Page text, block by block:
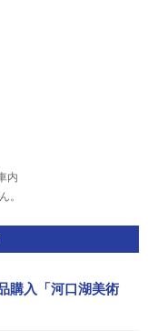
内
。
購入「河口湖美術